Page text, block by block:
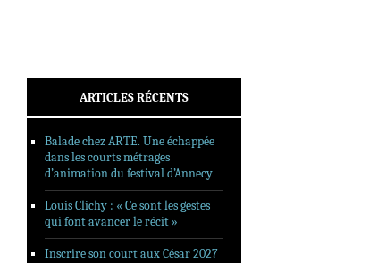
ARTICLES RÉCENTS
Balade chez ARTE. Une échappée
dans les courts métrages
d’animation du festival d’Annecy
Louis Clichy : « Ce sont les gestes
qui font avancer le récit »
Inscrire son court aux César 2027